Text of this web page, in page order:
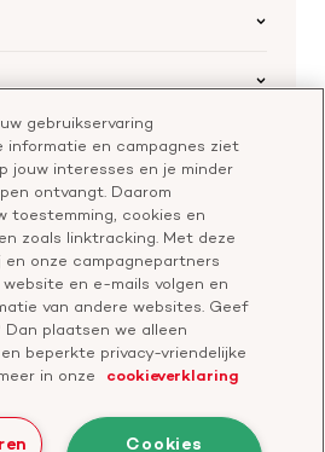
Cavaris
gebruikservaring
informatie en campagnes ziet
jouw interesses en je minder
ontvangt. Daarom
toestemming, cookies en
zoals linktracking. Met deze
onze campagnepartners
en e-mails volgen en
van andere websites. Geef
plaatsen we alleen
beperkte privacy-vriendelijke
in onze
cookieverklaring
Cookies